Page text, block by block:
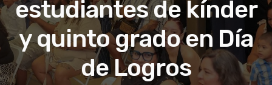
estudiantes de kínder
y quinto grado en Día
de Logros